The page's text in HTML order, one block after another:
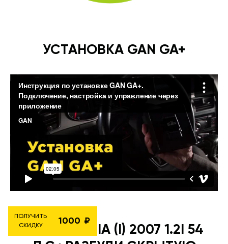
УСТАНОВКА GAN GA+
ŠKODA FABIA (I) 2007 1.2I 54
ПОЛУЧИТЬ
СКИДКУ
1000